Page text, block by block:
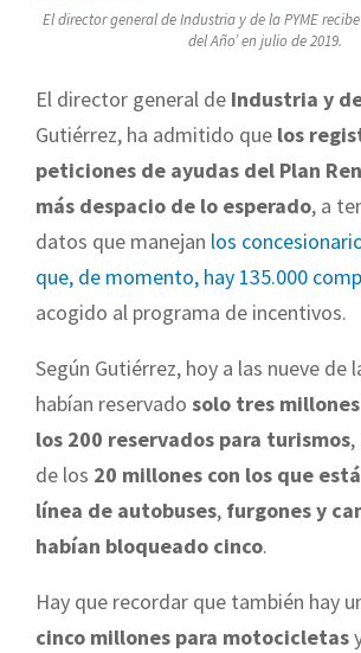
El director general de Industria y de la PYME
del Año’ en julio de 2019.
El director general de Industria y de
Gutiérrez, ha admitido que los
peticiones de ayudas del Plan
más despacio de lo esperado, a
datos que manejan los
que, de momento, hay 135.000
acogido al programa de incentivos.
Según Gutiérrez, hoy a las nueve de
habían reservado solo tres
los 200 reservados para turismos
de los 20 millones con los que
línea de autobuses, furgones y
habían bloqueado cinco.
Hay que recordar que también hay
cinco millones para motocicletas